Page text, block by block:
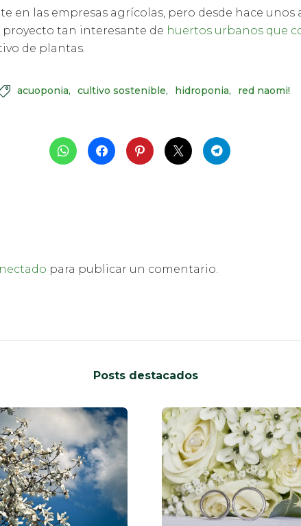
en las empresas agrícolas, pero desde hace unos
proyecto tan interesante de huertos urbanos que
de plantas.
acuoponia cultivo sostenible hidroponia red naomi!
para publicar un comentario.
Posts destacados